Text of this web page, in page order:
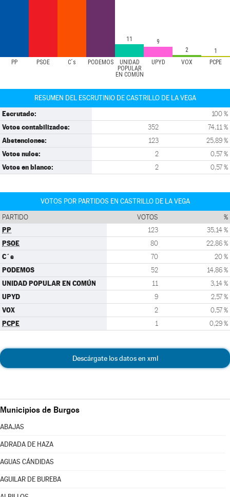
PP PSOE C´s PODEMOS
UNIDAD
POPULAR
EN COMÚN
UPYD VOX PCPE
11
9
2
1
RESUMEN DEL ESCRUTINIO DE CASTRILLO DE LA VEGA
Escrutado: 100 %
Votos contabilizados: 352 74,11 %
Abstenciones: 123 25,89 %
Votos nulos: 2 0,57 %
Votos en blanco: 2 0,57 %
VOTOS POR PARTIDOS EN CASTRILLO DE LA VEGA
PARTIDO VOTOS %
PP 123 35,14 %
PSOE 80 22,86 %
C´s 70 20 %
PODEMOS 52 14,86 %
UNIDAD POPULAR EN COMÚN 11 3,14 %
UPYD 9 2,57 %
VOX 2 0,57 %
PCPE 1 0,29 %
Descárgate los datos en xml
Municipios de Burgos
ABAJAS
ADRADA DE HAZA
AGUAS CÁNDIDAS
AGUILAR DE BUREBA